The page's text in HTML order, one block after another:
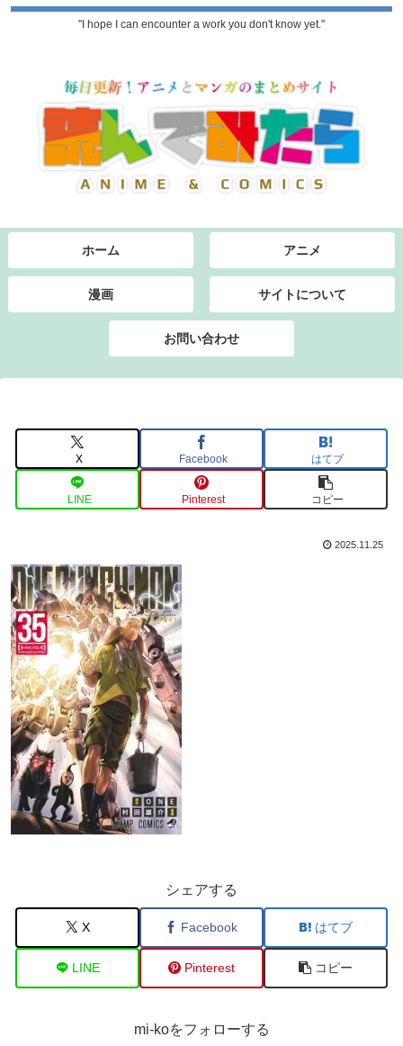
"I hope I can encounter a work you don't know yet."
ホーム アニメ
漫画 サイトについて
お問い合わせ
X Facebook はてブ
LINE Pinterest コピー
2025.11.25
シェアする
X Facebook はてブ
LINE Pinterest コピー
mi-koをフォローする